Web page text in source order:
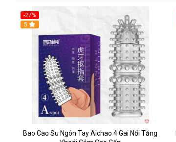
-27%
5
Bao Cao Su Ngón Tay Aichao 4 Gai Nổi Tăng